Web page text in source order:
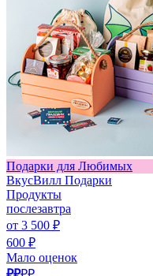
Подарки для Любимых
ВкусВилл Подарки
Продукты
послезавтра
от 3 500 ₽
600 ₽
Мало оценок